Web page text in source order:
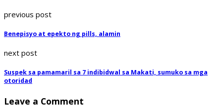
previous post
Benepisyo at epekto ng pills, alamin
next post
Suspek sa pamamaril sa 7 indibidwal sa Makati, sumuko sa mga
otoridad
Leave a Comment